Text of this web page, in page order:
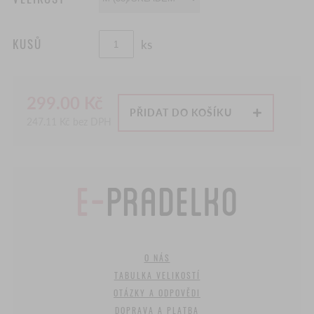
KUSŮ ks
PŘIDAT DO KOŠÍKU
O NÁS
TABULKA VELIKOSTÍ
OTÁZKY A ODPOVĚDI
DOPRAVA A PLATBA